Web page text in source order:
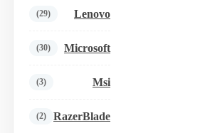
Lenovo
(29)
Microsoft
(30)
Msi
(3)
RazerBlade
(2)